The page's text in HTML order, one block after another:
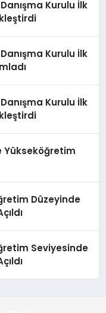
Kurulu İlk
Kurulu İlk
Kurulu İlk
Yükseköğretim
Düzeyinde
Seviyesinde